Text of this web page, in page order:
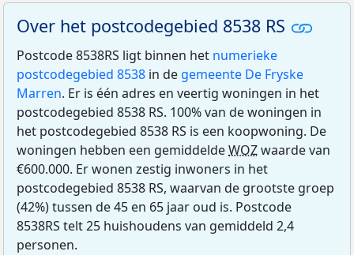
Over het postcodegebied 8538 RS
Postcode 8538RS ligt binnen het numerieke
postcodegebied 8538 in de gemeente De Fryske
Marren. Er is één adres en veertig woningen in het
postcodegebied 8538 RS. 100% van de woningen in
het postcodegebied 8538 RS is een koopwoning. De
woningen hebben een gemiddeldeWOZwaarde van
€600.000. Er wonen zestig inwoners in het
postcodegebied 8538 RS, waarvan de grootste groep
(42%) tussen de 45 en 65 jaar oud is. Postcode
8538RS telt 25 huishoudens van gemiddeld 2,4
personen.